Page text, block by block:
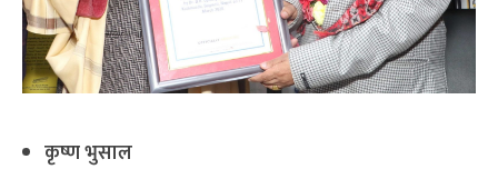
कृष्ण भुसाल